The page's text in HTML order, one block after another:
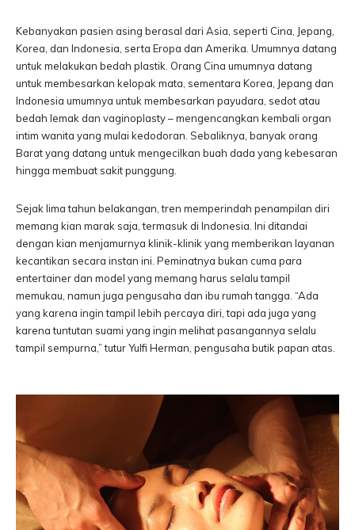
Kebanyakan pasien asing berasal dari Asia, seperti Cina, Jepang,
Korea, dan Indonesia, serta Eropa dan Amerika. Umumnya datang
untuk melakukan bedah plastik. Orang Cina umumnya datang
untuk membesarkan kelopak mata, sementara Korea, Jepang dan
Indonesia umumnya untuk membesarkan payudara, sedot atau
bedah lemak dan vaginoplasty­ – mengencangkan kembali organ
intim wanita yang mulai kedodoran. Sebaliknya, banyak orang
Barat yang datang untuk mengecilkan buah dada yang kebesaran
hingga membuat sakit punggung.
Sejak lima tahun belakangan, tren memperindah penampilan diri
memang kian marak saja, termasuk di Indonesia. Ini ditandai
dengan kian menjamurnya klinik-klinik yang memberikan layanan
kecantikan secara instan ini. Peminatnya bukan cuma para
entertainer dan model yang memang harus selalu tampil
memukau, namun juga pengusaha dan ibu rumah tangga. “Ada
yang karena ingin tampil lebih percaya diri, tapi ada juga yang
karena tuntutan suami yang ingin melihat pasangannya selalu
tampil sempurna,” tutur Yulfi Herman, pengusaha butik papan atas.